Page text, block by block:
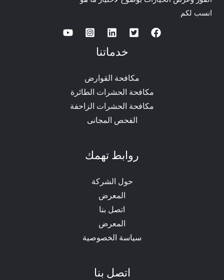
انسب لكم
خدماتنا
مكافحة القوارض
مكافحة الحشرات الطائرة
مكافحة الحشرات الزاحفة
الفحص المجانى
روابط تهمك
حول الشركة
المعرض
اتصل بنا
المعرض
سياسة الخصوصية
اتصل بنا